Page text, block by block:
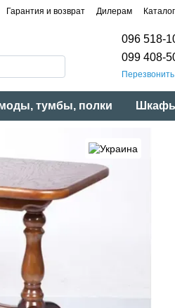
Гарантия и возврат Дилерам
096 518-
099 408-
тумбы, полки